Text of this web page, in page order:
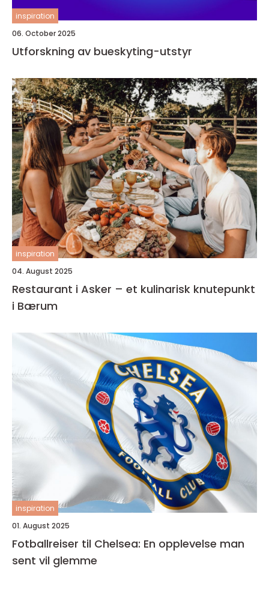
inspiration
06. October 2025
Utforskning av bueskyting-utstyr
inspiration
04. August 2025
Restaurant i Asker – et kulinarisk knutepunkt
i Bærum
inspiration
01. August 2025
Fotballreiser til Chelsea: En opplevelse man
sent vil glemme